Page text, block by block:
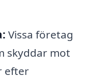
Vissa företag
skyddar mot
efter